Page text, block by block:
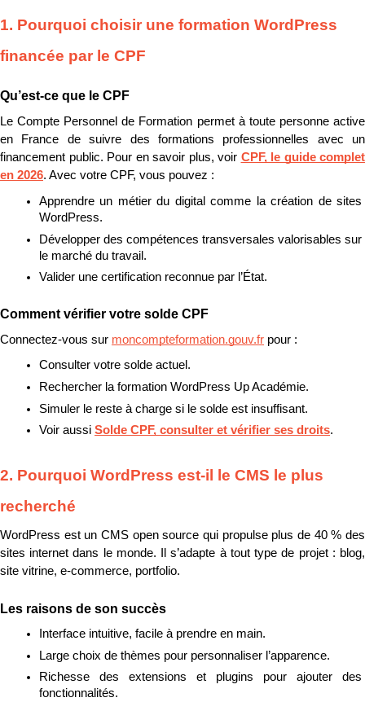
1. Pourquoi choisir une formation WordPress
financée par le CPF
Qu’est-ce que le CPF
Le Compte Personnel de Formation permet à toute personne active
en France de suivre des formations professionnelles avec un
financement public. Pour en savoir plus, voir CPF, le guide complet
en 2026. Avec votre CPF, vous pouvez :
Apprendre un métier du digital comme la création de sites
WordPress.
Développer des compétences transversales valorisables sur
le marché du travail.
Valider une certification reconnue par l’État.
Comment vérifier votre solde CPF
Connectez-vous sur moncompteformation.gouv.fr pour :
Consulter votre solde actuel.
Rechercher la formation WordPress Up Académie.
Simuler le reste à charge si le solde est insuffisant.
Voir aussi Solde CPF, consulter et vérifier ses droits.
2. Pourquoi WordPress est-il le CMS le plus
recherché
WordPress est un CMS open source qui propulse plus de 40 % des
sites internet dans le monde. Il s’adapte à tout type de projet : blog,
site vitrine, e-commerce, portfolio.
Les raisons de son succès
Interface intuitive, facile à prendre en main.
Large choix de thèmes pour personnaliser l’apparence.
Richesse des extensions et plugins pour ajouter des
fonctionnalités.